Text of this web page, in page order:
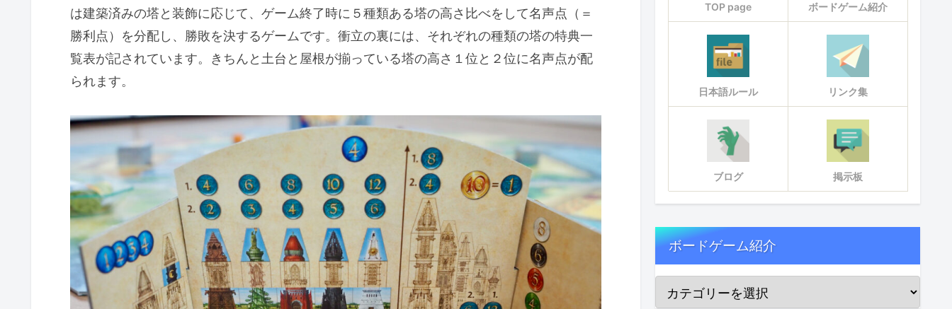
は建築済みの塔と装飾に応じて、ゲーム終了時に５種類ある塔の高さ比べをして名声点（＝
勝利点）を分配し、勝敗を決するゲームです。衝立の裏には、それぞれの種類の塔の特典一
覧表が記されています。きちんと土台と屋根が揃っている塔の高さ１位と２位に名声点が配
られます。
TOP page ボードゲーム紹介
日本語ルール リンク集
ブログ 掲示板
ボードゲーム紹介